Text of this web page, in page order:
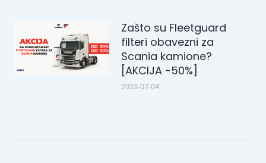
Zašto su Fleetguard
filteri obavezni za
Scania kamione?
[AKCIJA -50%]
2025-07-04